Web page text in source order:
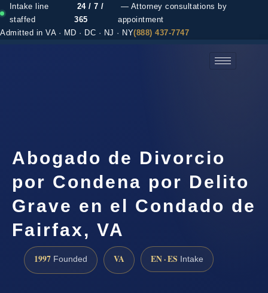
Intake line
staffed
24 / 7 /
365
— Attorney consultations by
appointment
Admitted in VA · MD · DC · NJ · NY(888) 437-7747
Abogado de Divorcio
por Condena por Delito
Grave en el Condado de
Fairfax, VA
1997 Founded VA EN · ES Intake